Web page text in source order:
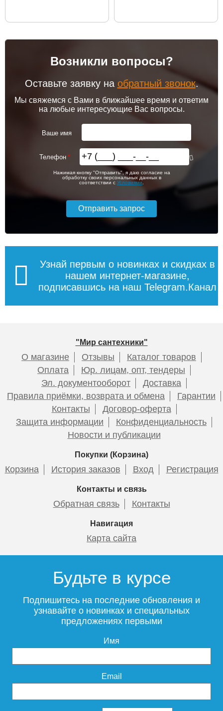
Возникли вопросы?
Оставьте заявку на обратный звонок.
Мы свяжемся с Вами в ближайшее время и ответим
на любые интересующие Вас вопросы.
Ваше имя
Телефон
Нажимая кнопку "Отправить", я даю согласие на
обработку своих персональных данных в
соответствии с Условиями
Узнай первым о новинках и скидках в
нашем интернет-магазине,
подписавшись на наш Telegram.Канал
"Мир сантехники"
О магазине Отзывы
Каталог товаров
Оплата
Юр. лицам, опт, тендеры
Эл. документооборот
Доставка
Правила приёмки, возврата и обмена
Гарантии
Контакты
Договор-оферта
Защита информации
Конфиденциальность
Новости и публикации
Покупки (Корзина)
Корзина История заказов Вход Регистрация
Контакты и связь
Обратная связь Контакты
Навигация
Карта сайта
Будьте в курсе
Подпишитесь на последние обновления и
узнавайте о новинках и специальных
предложениях первыми
Имя
Email